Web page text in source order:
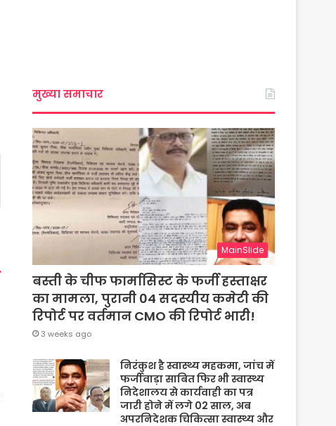
मुख्या समाचार
MainSlide
बस्ती के चीफ फार्मासिस्ट के फर्जी हस्ताक्षर
का मामला, पुरानी 04 सदस्यीय कमेटी की
रिपोर्ट पर वर्तमान CMO की रिपोर्ट भारी!
3 weeks ago
निरंकुश है स्वास्थ्य महकमा, जांच में
फर्जीवाड़ा साबित फिर भी स्वास्थ्य
निदेशालय से कार्यवाही का पत्र
जारी होने में लगे 02 साल, अब
अपरनिदेशक चिकित्सा स्वास्थ्य और